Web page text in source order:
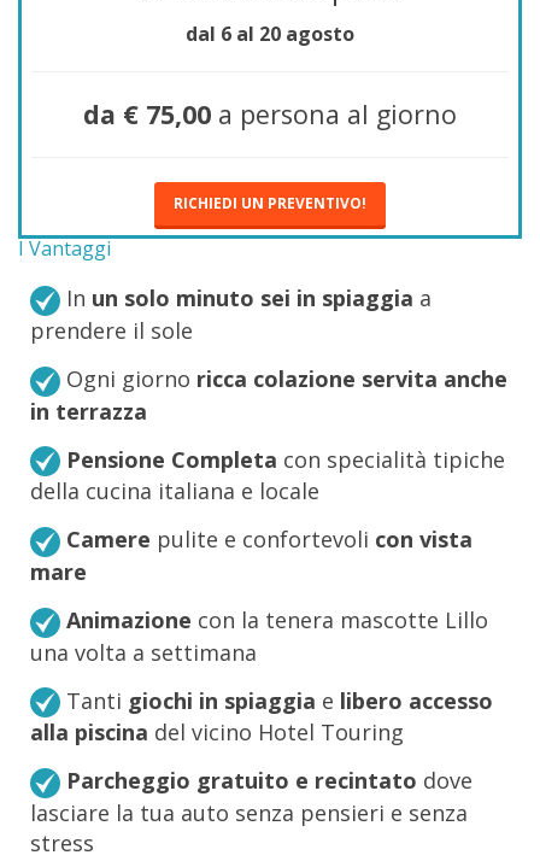
dal 6 al 20 agosto
da € 75,00 a persona al giorno
RICHIEDI UN PREVENTIVO!
I Vantaggi
In un solo minuto sei in spiaggia a
prendere il sole
Ogni giorno ricca colazione servita anche
in terrazza
Pensione Completa con specialità tipiche
della cucina italiana e locale
Camere pulite e confortevoli con vista
mare
Animazione con la tenera mascotte Lillo
una volta a settimana
Tanti giochi in spiaggia e libero accesso
alla piscina del vicino Hotel Touring
Parcheggio gratuito e recintato dove
lasciare la tua auto senza pensieri e senza
stress